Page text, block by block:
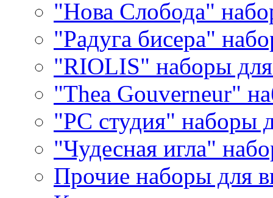
"Нова Слобода"
"Радуга бисера"
"RIOLIS" наборы
"Thea Gouverneur"
"РС студия" наборы
"Чудесная игла"
Прочие наборы для